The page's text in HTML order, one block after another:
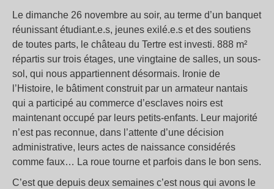
Le dimanche 26 novembre au soir, au terme d’un banquet
réunissant étudiant.e.s, jeunes exilé.e.s et des soutiens
de toutes parts, le château du Tertre est investi. 888 m²
répartis sur trois étages, une vingtaine de salles, un sous-
sol, qui nous appartiennent désormais. Ironie de
l’Histoire, le bâtiment construit par un armateur nantais
qui a participé au commerce d’esclaves noirs est
maintenant occupé par leurs petits-enfants. Leur majorité
n’est pas reconnue, dans l’attente d’une décision
administrative, leurs actes de naissance considérés
comme faux… La roue tourne et parfois dans le bon sens.
C’est que depuis deux semaines c’est nous qui avons le